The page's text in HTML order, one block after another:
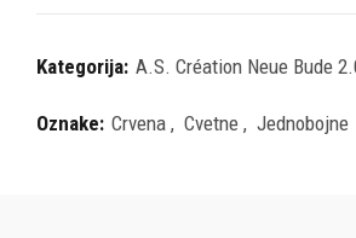
Kategorija: A.S. Création Neue Bude
Oznake: Crvena , Cvetne , Jednobojne